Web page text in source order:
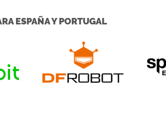
ESPAÑA Y PORTUGAL